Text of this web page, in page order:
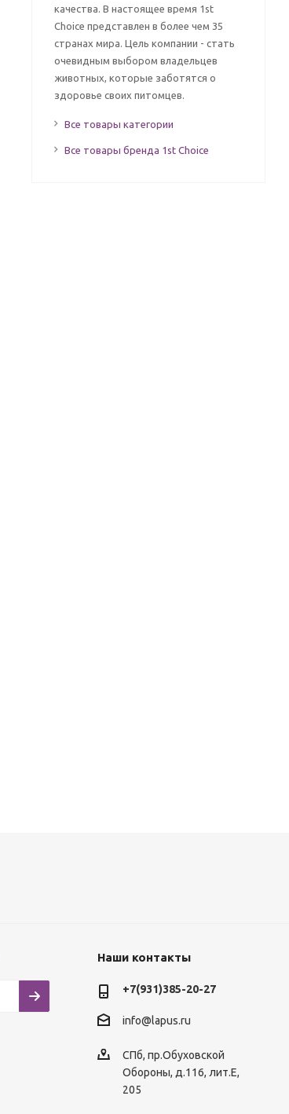
качества. В настоящее время 1st
Choice представлен в более чем 35
странах мира. Цель компании - стать
очевидным выбором владельцев
животных, которые заботятся о
здоровье своих питомцев.
Все товары категории
Все товары бренда 1st Choice
Наши контакты
+7(931)385-20-27
info@lapus.ru
СПб, пр.Обуховской
Обороны, д.116, лит.Е,
205